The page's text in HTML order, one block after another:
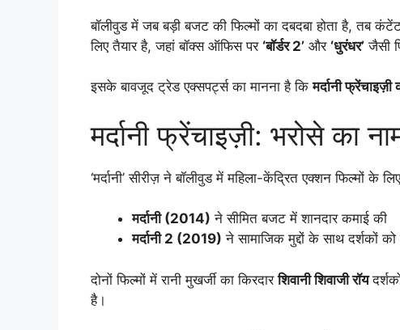
बॉलीवुड में जब बड़ी बजट की फिल्मों का दबदबा होता है, तब कंटेंट-
लिए तैयार है, जहां बॉक्स ऑफिस पर ‘बॉर्डर 2’ और ‘धुरंधर’ जैसी
इसके बावजूद ट्रेड एक्सपर्ट्स का मानना है किमर्दानी
मर्दानी फ्रेंचाइज़ी: भरोसे का
‘मर्दानी’ सीरीज़ ने बॉलीवुड में महिला-केंद्रित एक्शन फिल्मों के
मर्दानी (2014) ने सीमित बजट में शानदार कमाई की
मर्दानी 2 (2019) ने सामाजिक मुद्दों के साथ दर्शकों को
दोनों फिल्मों में रानी मुखर्जी का किरदारशिवानी शिवाजी रॉय
है।